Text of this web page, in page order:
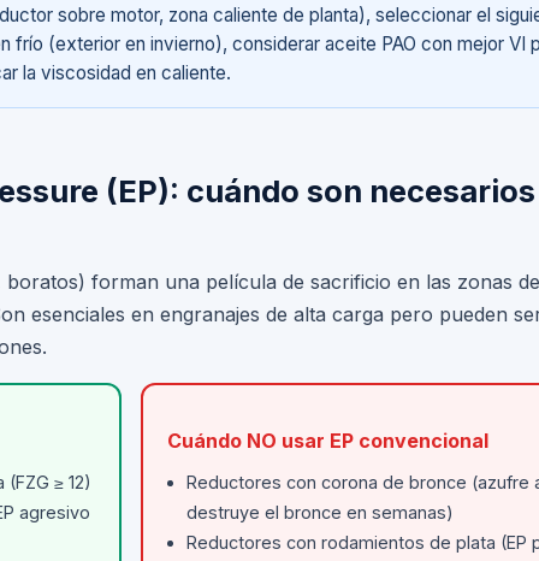
sobre motor, zona caliente de planta), seleccionar el
frío (exterior en invierno), considerar aceite PAO con mejor VI
la viscosidad en caliente.
(EP): cuándo son
forman una película de sacrificio en las zonas de
esenciales en engranajes de alta carga pero pueden
≥ 12)
agresivo
Cuándo NO usar EP convencional
Reductores con corona de bronce (azufre
destruye el bronce en semanas)
Reductores con rodamientos de plata (EP